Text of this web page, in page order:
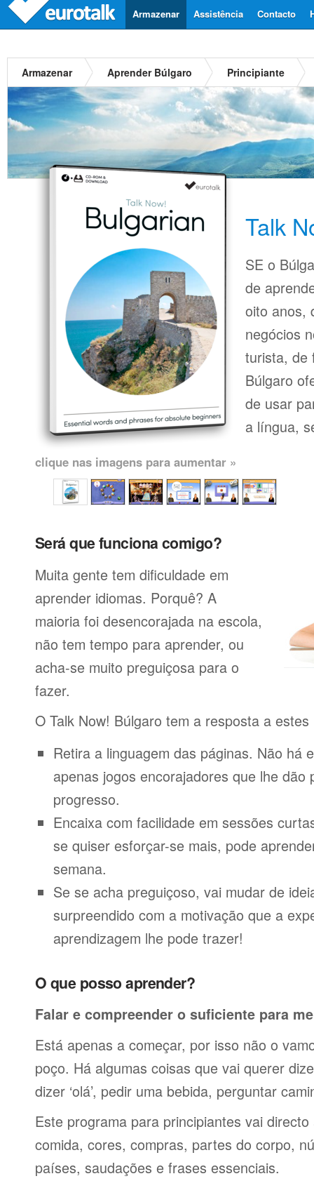
Contacto
Assistência
Armazenar
Armazenar Aprender Búlgaro Principiante
Talk
SE o
de
oito anos,
negócios
turista, de
Búlgaro
de usar
a língua,
clique nas imagens para aumentar »
Será que funciona comigo?
Muita gente tem dificuldade em
aprender idiomas. Porquê? A
maioria foi desencorajada na escola,
não tem tempo para aprender, ou
acha-se muito preguiçosa para o
fazer.
O Talk Now! Búlgaro tem a resposta a
Retira a linguagem das páginas. Não há
apenas jogos encorajadores que lhe dão
progresso.
Encaixa com facilidade em sessões
se quiser esforçar-se mais, pode
semana.
Se se acha preguiçoso, vai mudar de
surpreendido com a motivação que a
aprendizagem lhe pode trazer!
O que posso aprender?
Falar e compreender o suficiente para
Está apenas a começar, por isso não o
poço. Há algumas coisas que vai querer
dizer ‘olá’, pedir uma bebida, perguntar
Este programa para principiantes vai
comida, cores, compras, partes do corpo,
países, saudações e frases essenciais.